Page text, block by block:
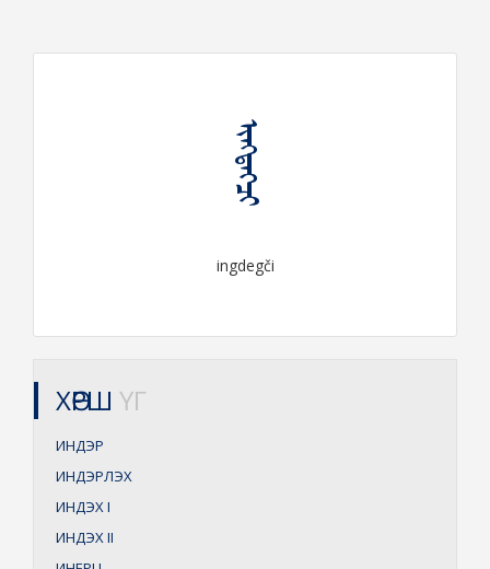
ᠢᠩᠳᠡᠭᠴᠢ
ingdegči
ХӨРШ ҮГ
ИНДЭР
ИНДЭРЛЭХ
ИНДЭХI
ИНДЭХII